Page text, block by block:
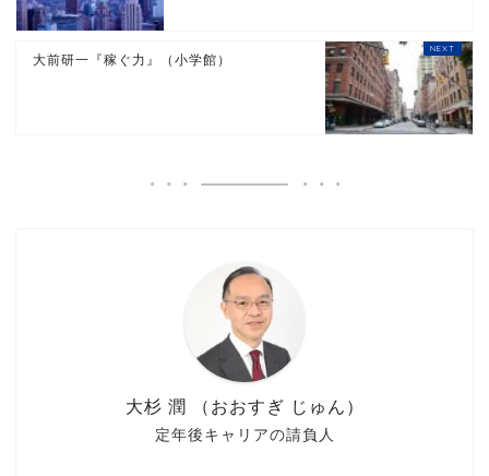
大前研一『稼ぐ力』（小学館）
定年後キャリアの請負人
大杉 潤 （おおすぎ じゅん）